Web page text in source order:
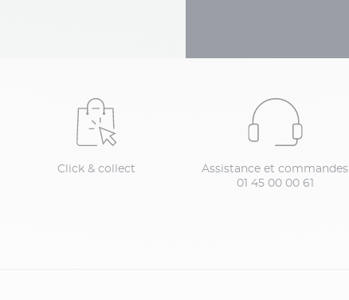
Click & collect
Assistance et commandes
01 45 00 00 61